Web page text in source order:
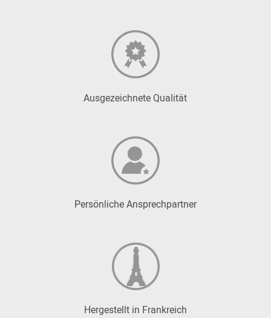
Ausgezeichnete Qualität
Persönliche Ansprechpartner
Hergestellt in Frankreich